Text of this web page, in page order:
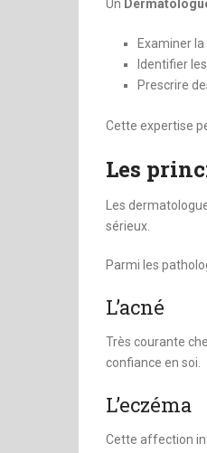
Un
Examiner
Identifier
Prescrire
Cette expertise
Les
Les
sérieux.
Parmi les
L’acné
Très courante
confiance en soi.
L’eczéma
Cette affection